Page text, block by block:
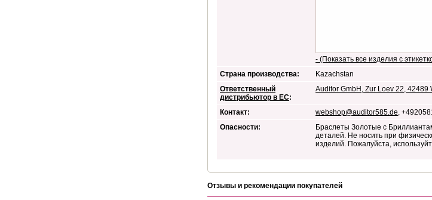
- (Показать все изделия с
Страна производства:
Kazachstan
Ответственный
дистрибьютор в ЕС:
Auditor GmbH, Zur Loev 22, 42489
Контакт: webshop@auditor585.de,
Опасности:
Браслеты Золотые с
деталей. Не носить при
изделий. Пожалуйста,
Отзывы и рекомендации покупателей